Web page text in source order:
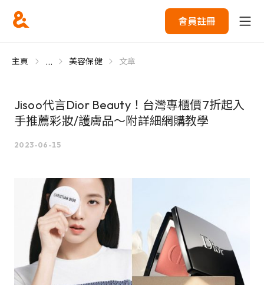
會員註冊
主頁 ... 美容保健 文章
Jisoo代言Dior Beauty！台灣專櫃價7折起入
手推薦彩妝/護膚品～附詳細網購教學
2023-06-15